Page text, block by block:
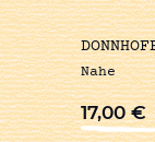
Nahe
17,00€